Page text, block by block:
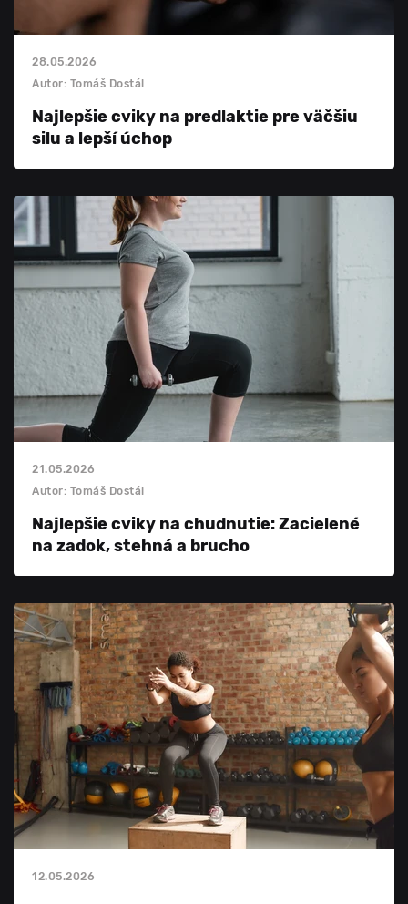
28.05.2026
Autor: Tomáš Dostál
Najlepšie cviky na predlaktie pre väčšiu
silu a lepší úchop
21.05.2026
Autor: Tomáš Dostál
Najlepšie cviky na chudnutie: Zacielené
na zadok, stehná a brucho
12.05.2026